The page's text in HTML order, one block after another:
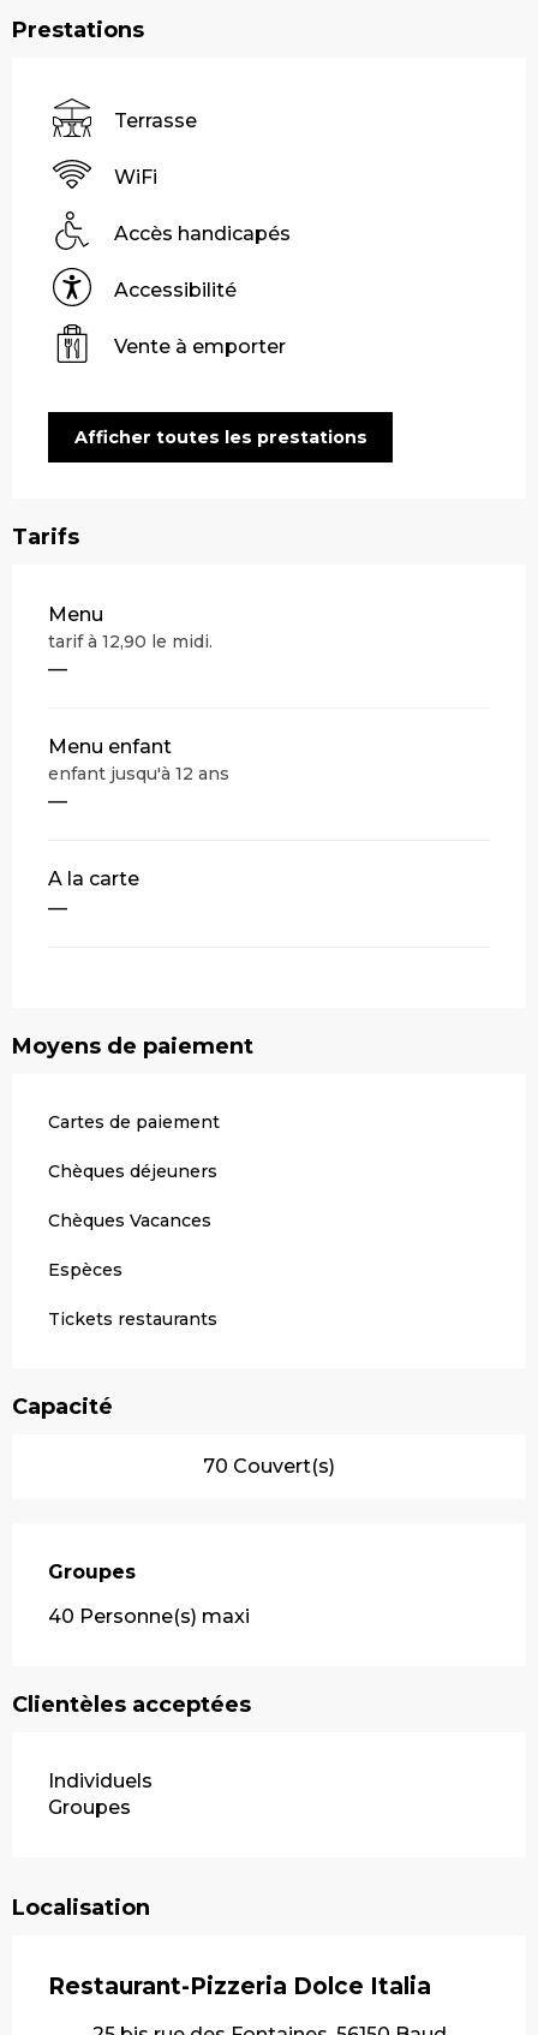
Prestations
Terrasse
WiFi
Accès handicapés
Accessibilité
Vente à emporter
Afficher toutes les prestations
Tarifs
Tarifs 2026
Menu
tarif à 12,90 le midi.
—
Menu enfant
enfant jusqu'à 12 ans
—
A la carte
—
Moyens de paiement
Cartes de paiement
Chèques déjeuners
Chèques Vacances
Espèces
Tickets restaurants
Capacité
70 Couvert(s)
Groupes
Groupes
40 Personne(s) maxi
Clientèles acceptées
Individuels
Groupes
Localisation
Restaurant-Pizzeria Dolce Italia